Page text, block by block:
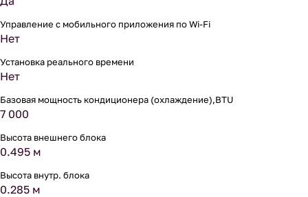
Управление c мобильного приложения по Wi-Fi
Нет
Установка реального времени
Нет
Базовая мощность кондиционера (охлаждение),BTU
7 000
Высота внешнего блока
0.495 м
Высота внутр. блока
0.285 м